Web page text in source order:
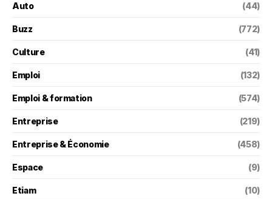
Auto (44)
Buzz (772)
Culture (41)
Emploi (132)
Emploi & formation (574)
Entreprise (219)
Entreprise & Économie (458)
Espace (9)
Etiam (10)